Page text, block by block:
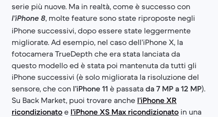
serie più nuove. Ma in realtà, come è successo con
l’iPhone 8, molte feature sono state riproposte negli
iPhone successivi, dopo essere state leggermente
migliorate. Ad esempio, nel caso dell’iPhone X, la
fotocamera TrueDepth che era stata lanciata da
questo modello ed è stata poi mantenuta da tutti gli
iPhone successivi (è solo migliorata la risoluzione del
sensore, che con l’iPhone 11 è passata da 7 MP a 12 MP).
Su Back Market, puoi trovare anche l’iPhone XR
ricondizionato e l’iPhone XS Max ricondizionato in una